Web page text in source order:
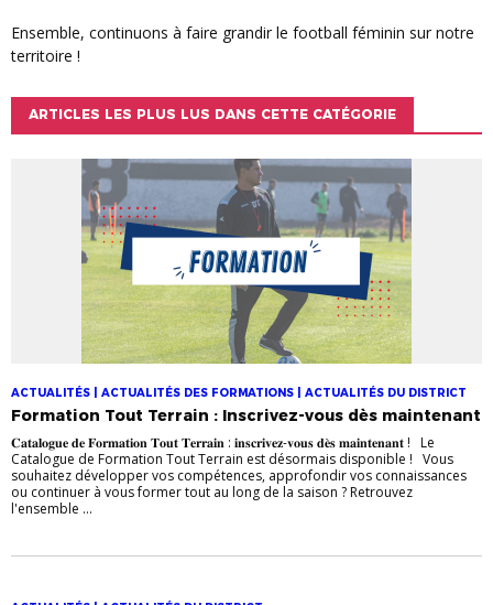
Ensemble, continuons à faire grandir le football féminin sur notre
territoire !
ARTICLES LES PLUS LUS DANS CETTE CATÉGORIE
ACTUALITÉS | ACTUALITÉS DES FORMATIONS | ACTUALITÉS DU DISTRICT
Formation Tout Terrain : Inscrivez-vous dès maintenant
𝐂𝐚𝐭𝐚𝐥𝐨𝐠𝐮𝐞 𝐝𝐞 𝐅𝐨𝐫𝐦𝐚𝐭𝐢𝐨𝐧 𝐓𝐨𝐮𝐭 𝐓𝐞𝐫𝐫𝐚𝐢𝐧 : 𝐢𝐧𝐬𝐜𝐫𝐢𝐯𝐞𝐳-𝐯𝐨𝐮𝐬 𝐝𝐞̀𝐬 𝐦𝐚𝐢𝐧𝐭𝐞𝐧𝐚𝐧𝐭 ! Le
Catalogue de Formation Tout Terrain est désormais disponible ! Vous
souhaitez développer vos compétences, approfondir vos connaissances
ou continuer à vous former tout au long de la saison ? Retrouvez
l'ensemble ...